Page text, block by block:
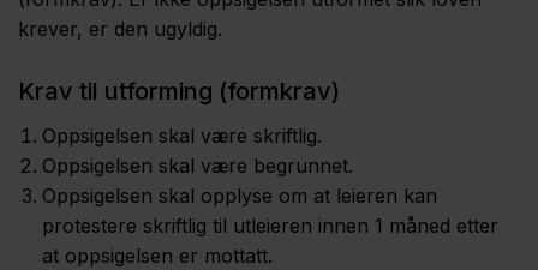
krever, er den ugyldig.
Krav til utforming (formkrav)
Oppsigelsen skal være skriftlig.
Oppsigelsen skal være begrunnet.
Oppsigelsen skal opplyse om at leieren kan
protestere skriftlig til utleieren innen 1 måned etter
at oppsigelsen er mottatt.